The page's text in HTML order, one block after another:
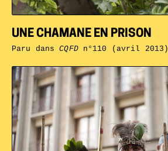
UNE CHAMANE EN PRISON
Paru dansCQFDn°110 (avril 2013)